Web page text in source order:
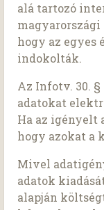
alá tartozó
hogy az
indokolták.
Az Infotv. 30.
adatokat
Ha az igényelt
hogy azokat a
Mivel
adatok
alapján